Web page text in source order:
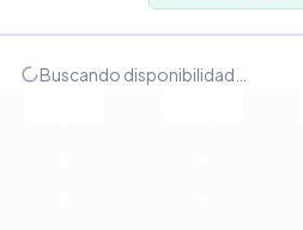
progress_activityBuscando disponibilidad…